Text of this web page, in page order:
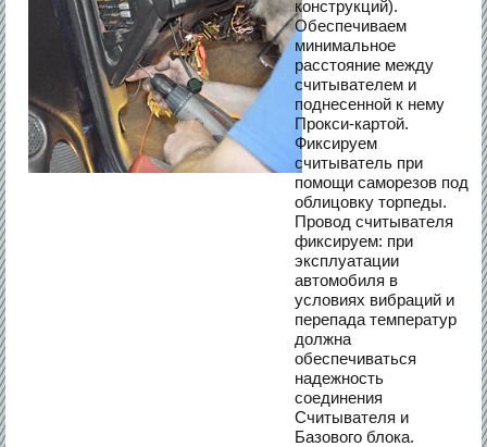
конструкций).
Обеспечиваем
минимальное
расстояние между
считывателем и
поднесенной к нему
Прокси-картой.
Фиксируем
считыватель при
помощи саморезов под
облицовку торпеды.
Провод считывателя
фиксируем: при
эксплуатации
автомобиля в
условиях вибраций и
перепада температур
должна
обеспечиваться
надежность
соединения
Считывателя и
Базового блока.